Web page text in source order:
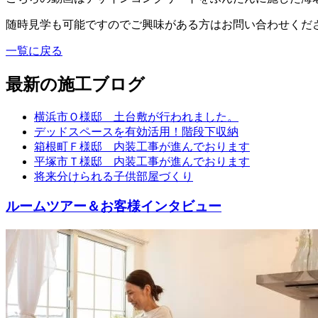
随時見学も可能ですのでご興味がある方はお問い合わせくだ
一覧に戻る
最新の施工ブログ
横浜市Ｏ様邸 土台敷が行われました。
デッドスペースを有効活用！階段下収納
箱根町Ｆ様邸 内装工事が進んでおります
平塚市Ｔ様邸 内装工事が進んでおります
将来分けられる子供部屋づくり
ルームツアー＆お客様インタビュー